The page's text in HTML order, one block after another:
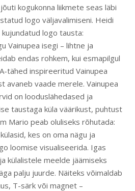
kogukonna liikmete seas läbi
logo väljavalimiseni. Heidi
logo tausta:
Vainupea isegi – lihtne ja
endas rohkem, kui esmapilgul
tähed inspireeritud Vainupea
avaneb vaade merele. Vainupea
on looduslähedased ja
taustaga küla väärikust, puhtust
Mario peab oluliseks rõhutada:
kes on oma nägu ja
loomise visualiseerida. Igas
külalistele meelde jäämiseks
palju juurde. Näiteks võimaldab
T-särk või magnet –